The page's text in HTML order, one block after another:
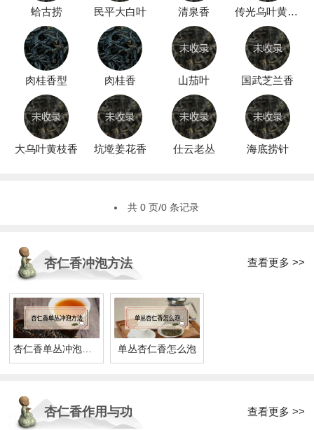
蛤古捞 民平大白叶 清泉香 传光乌叶黄枝香
肉桂香型 肉桂香 山茄叶 国武芝兰香
大乌叶黄枝香 坑墘姜花香 仕云老丛 海底捞针
共 0 页/0 条记录
杏仁香冲泡方法 查看更多 >>
单丛杏仁香怎么泡
杏仁香作用与功 查看更多 >>